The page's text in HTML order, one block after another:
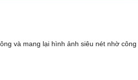
và mang lại hình ảnh siêu nét nhờ công